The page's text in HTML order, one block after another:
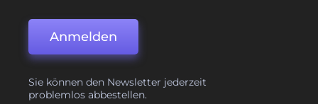
Anmelden
Sie können den Newsletter jederzeit
problemlos abbestellen.